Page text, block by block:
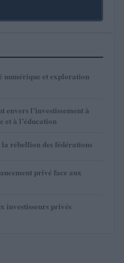
numérique et exploration
envers l’investissement à
et à l’éducation
rébellion des fédérations
privé face aux
investisseurs privés